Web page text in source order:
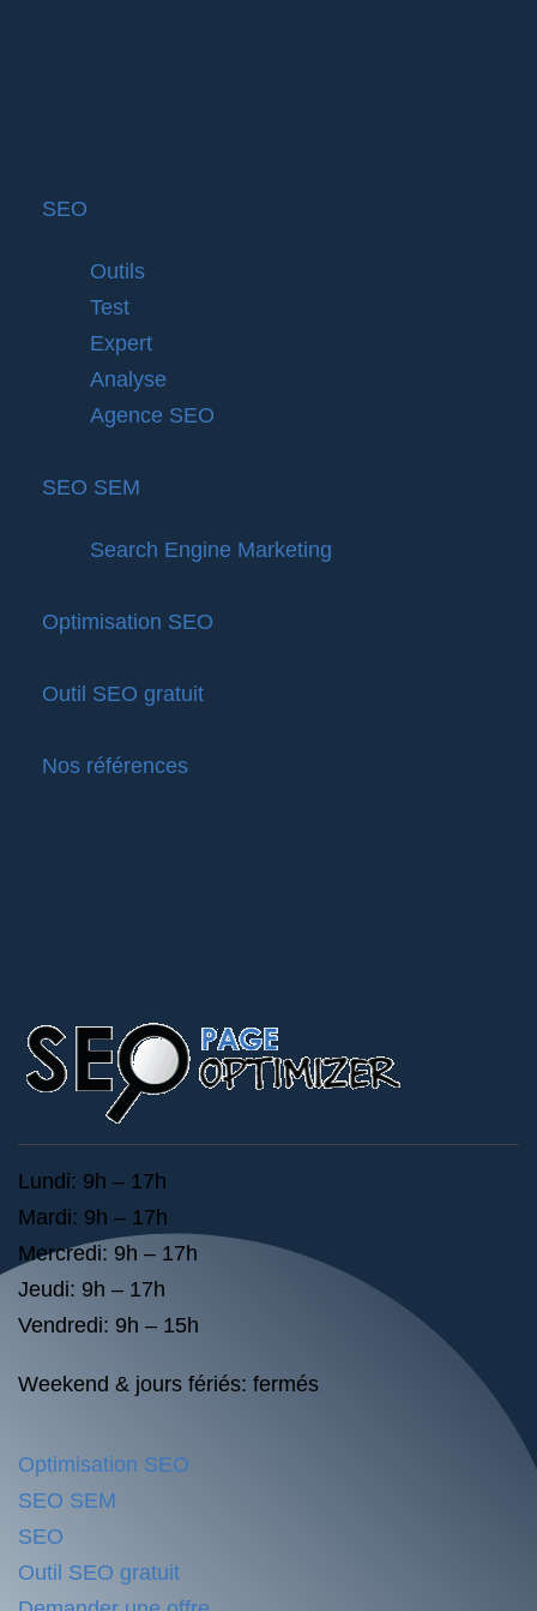
SEO
Outils
Test
Expert
Analyse
Agence SEO
SEO SEM
Search Engine Marketing
Optimisation SEO
Outil SEO gratuit
Nos références
Lundi: 9h – 17h
Mardi: 9h – 17h
Mercredi: 9h – 17h
Jeudi: 9h – 17h
Vendredi: 9h – 15h
Weekend & jours fériés: fermés
Optimisation SEO
SEO SEM
SEO
Outil SEO gratuit